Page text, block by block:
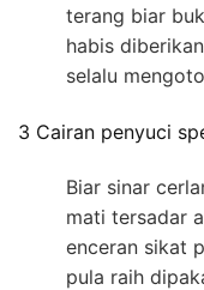
terang biar
habis
selalu
3 Cairan penyuci
Biar sinar
mati tersadar
enceran sikat
pula raih